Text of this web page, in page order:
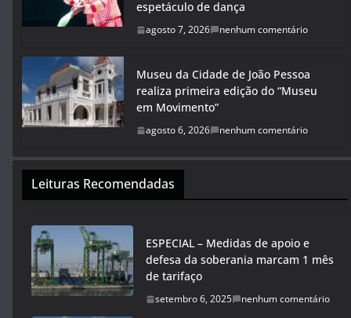
espetáculo de dança
agosto 7, 2026 nenhum comentário
Museu da Cidade de João Pessoa
realiza primeira edição do “Museu
em Movimento”
agosto 6, 2026 nenhum comentário
Leituras Recomendadas
ESPECIAL – Medidas de apoio e
defesa da soberania marcam 1 mês
de tarifaço
setembro 6, 2025 nenhum comentário